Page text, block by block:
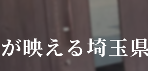
トリートメント
映える埼玉